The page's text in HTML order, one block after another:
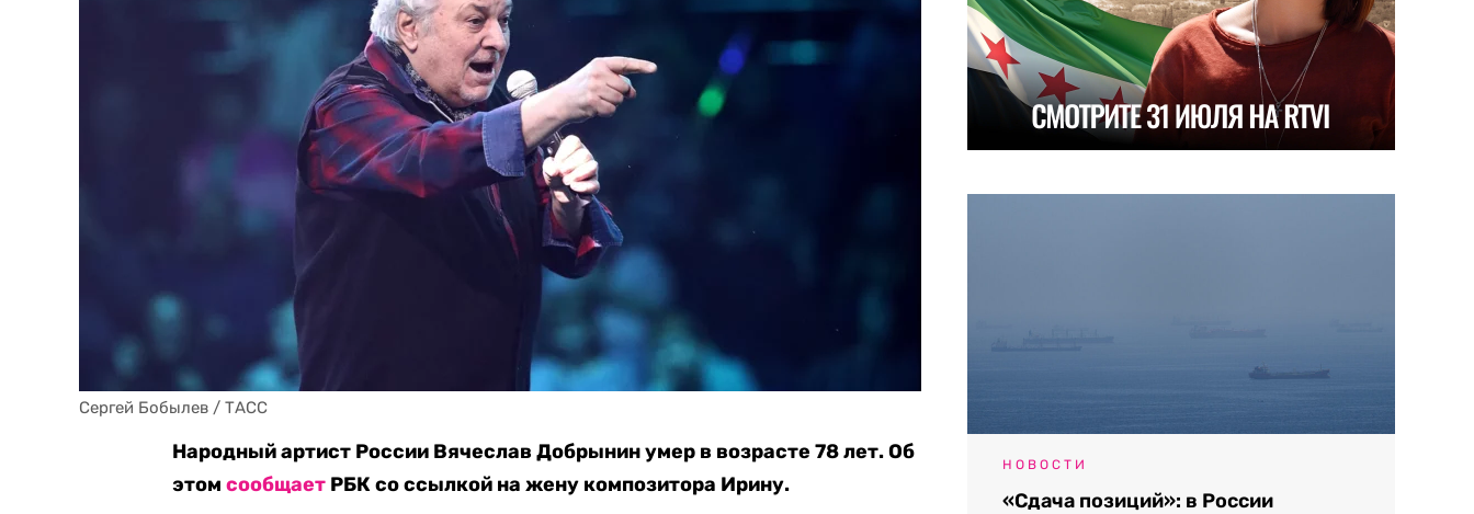
Сергей Бобылев / ТАСС
Народный артист России Вячеслав Добрынин умер в возрасте 78 лет. Об
этомсообщает РБК со ссылкой на жену композитора Ирину.
НОВОСТИ
«Сдача позиций»: в России